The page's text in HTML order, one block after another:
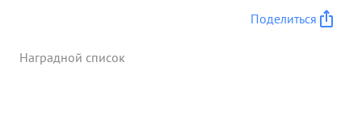
Поделиться
Наградной список